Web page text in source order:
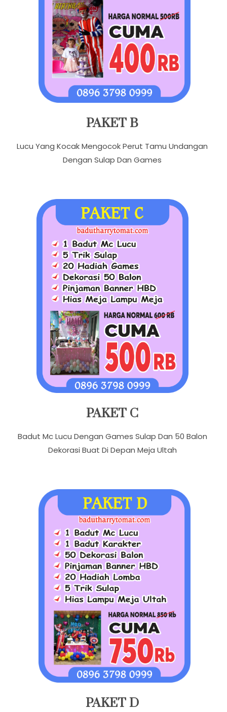
PAKET B
Lucu Yang Kocak Mengocok Perut Tamu Undangan
Dengan Sulap Dan Games
PAKET C
Badut Mc Lucu Dengan Games Sulap Dan 50 Balon
Dekorasi Buat Di Depan Meja Ultah
PAKET D